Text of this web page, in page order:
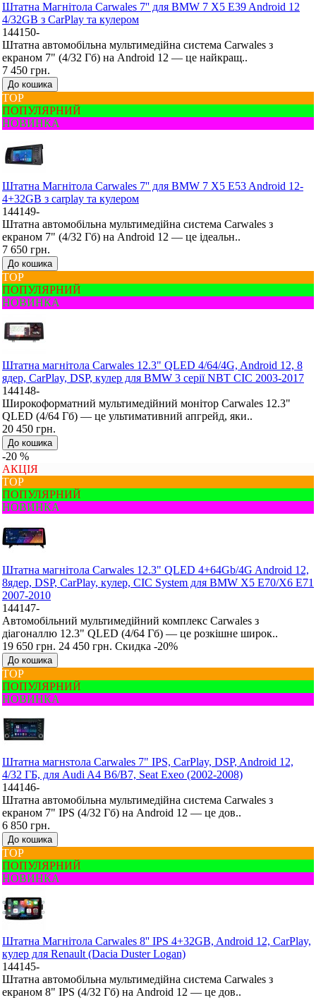
Штатна Mагнітола Carwales 7'' для BMW 7 X5 E39 Android 12
4/32GB з CarPlay та кулером
144150-
Штатна автомобільна мультимедійна система Carwales з
екраном 7" (4/32 Гб) на Android 12 — це найкращ..
7 450 грн.
До кошика
ТОР
ПОПУЛЯРНИЙ
НОВИНКА
Штатна Mагнітола Carwales 7'' для BMW 7 X5 E53 Android 12-
4+32GB з carplay та кулером
144149-
Штатна автомобільна мультимедійна система Carwales з
екраном 7" (4/32 Гб) на Android 12 — це ідеальн..
7 650 грн.
До кошика
ТОР
ПОПУЛЯРНИЙ
НОВИНКА
Штатна магнітола Carwales 12.3" QLED 4/64/4G, Android 12, 8
ядер, CarPlay, DSP, кулер для BMW 3 серії NBT CIC 2003-2017
144148-
Широкоформатний мультимедійний монітор Carwales 12.3"
QLED (4/64 Гб) — це ультимативний апгрейд, яки..
20 450 грн.
До кошика
-20 %
АКЦІЯ
ТОР
ПОПУЛЯРНИЙ
НОВИНКА
Штатна магнітола Carwales 12.3" QLED 4+64Gb/4G Android 12,
8ядер, DSP, CarPlay, кулер, CIC System для BMW X5 E70/X6 E71
2007-2010
144147-
Автомобільний мультимедійний комплекс Carwales з
діагоналлю 12.3" QLED (4/64 Гб) — це розкішне широк..
19 650 грн. 24 450 грн. Скидка -20%
До кошика
ТОР
ПОПУЛЯРНИЙ
НОВИНКА
Штатна магнsтола Carwales 7" IPS, CarPlay, DSP, Android 12,
4/32 ГБ, для Audi A4 B6/B7, Seat Exeo (2002-2008)
144146-
Штатна автомобільна мультимедійна система Carwales з
екраном 7" IPS (4/32 Гб) на Android 12 — це дов..
6 850 грн.
До кошика
ТОР
ПОПУЛЯРНИЙ
НОВИНКА
Штатна Mагнітола Carwales 8'' IPS 4+32GB, Android 12, CarPlay,
кулер для Renault (Dacia Duster Logan)
144145-
Штатна автомобільна мультимедійна система Carwales з
екраном 8" IPS (4/32 Гб) на Android 12 — це дов..